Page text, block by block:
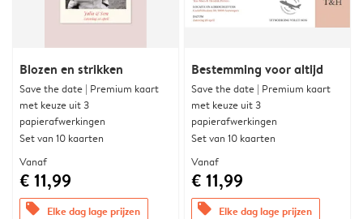
Blozen en strikken
Save the date | Premium kaart
met keuze uit 3
papierafwerkingen
Set van 10 kaarten
Vanaf
€ 11,99
offers Elke dag lage prijzen
Bestemming voor altijd
Save the date | Premium kaart
met keuze uit 3
papierafwerkingen
Set van 10 kaarten
Vanaf
€ 11,99
offers Elke dag lage prijzen